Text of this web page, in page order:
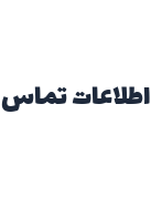
اطلاعات تماس